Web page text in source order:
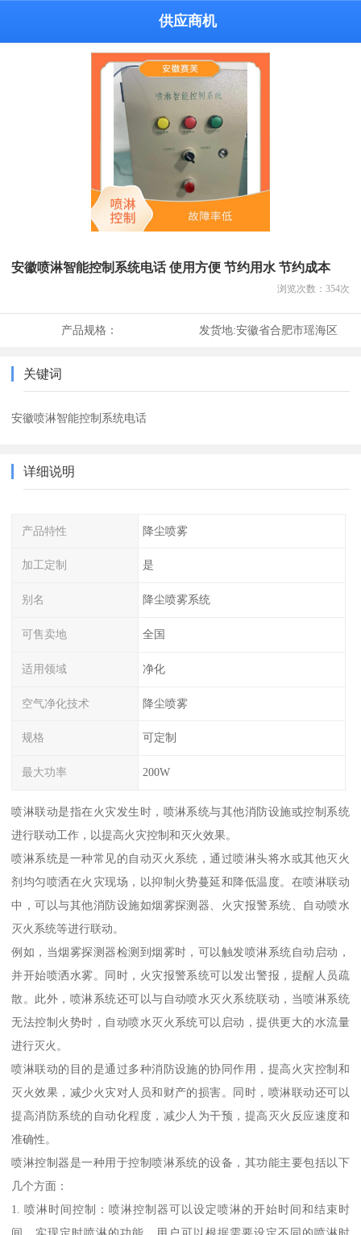
供应商机
安徽喷淋智能控制系统电话 使用方便 节约用水 节约成本
浏览次数： 354次
产品规格： 发货地:安徽省合肥市瑶海区
关键词
安徽喷淋智能控制系统电话
详细说明
产品特性 降尘喷雾
加工定制 是
别名 降尘喷雾系统
可售卖地 全国
适用领域 净化
空气净化技术 降尘喷雾
规格 可定制
最大功率 200W
喷淋联动是指在火灾发生时，喷淋系统与其他消防设施或控制系统
进行联动工作，以提高火灾控制和灭火效果。
喷淋系统是一种常见的自动灭火系统，通过喷淋头将水或其他灭火
剂均匀喷洒在火灾现场，以抑制火势蔓延和降低温度。在喷淋联动
中，可以与其他消防设施如烟雾探测器、火灾报警系统、自动喷水
灭火系统等进行联动。
例如，当烟雾探测器检测到烟雾时，可以触发喷淋系统自动启动，
并开始喷洒水雾。同时，火灾报警系统可以发出警报，提醒人员疏
散。此外，喷淋系统还可以与自动喷水灭火系统联动，当喷淋系统
无法控制火势时，自动喷水灭火系统可以启动，提供更大的水流量
进行灭火。
喷淋联动的目的是通过多种消防设施的协同作用，提高火灾控制和
灭火效果，减少火灾对人员和财产的损害。同时，喷淋联动还可以
提高消防系统的自动化程度，减少人为干预，提高灭火反应速度和
准确性。
喷淋控制器是一种用于控制喷淋系统的设备，其功能主要包括以下
几个方面：
1. 喷淋时间控制：喷淋控制器可以设定喷淋的开始时间和结束时